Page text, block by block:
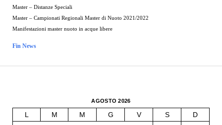
Master – Distanze Speciali
Master – Campionati Regionali Master di Nuoto 2021/2022
Manifestazioni master nuoto in acque libere
Fin News
AGOSTO 2026
L M M G V S
D